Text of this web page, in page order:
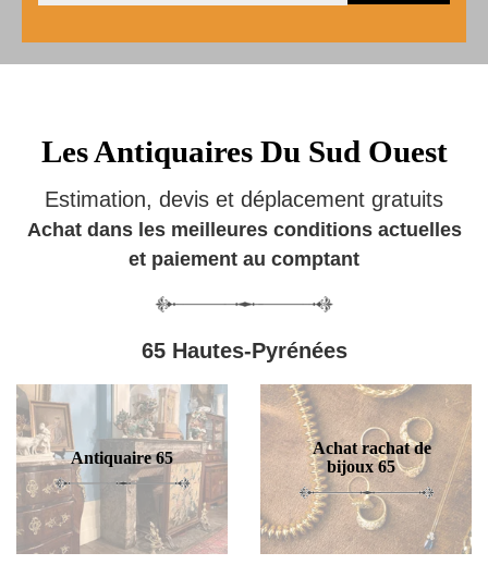
Les Antiquaires Du Sud Ouest
Estimation, devis et déplacement gratuits
Achat dans les meilleures conditions actuelles
et paiement au comptant
65 Hautes-Pyrénées
Antiquaire 65
Achat rachat de
bijoux 65